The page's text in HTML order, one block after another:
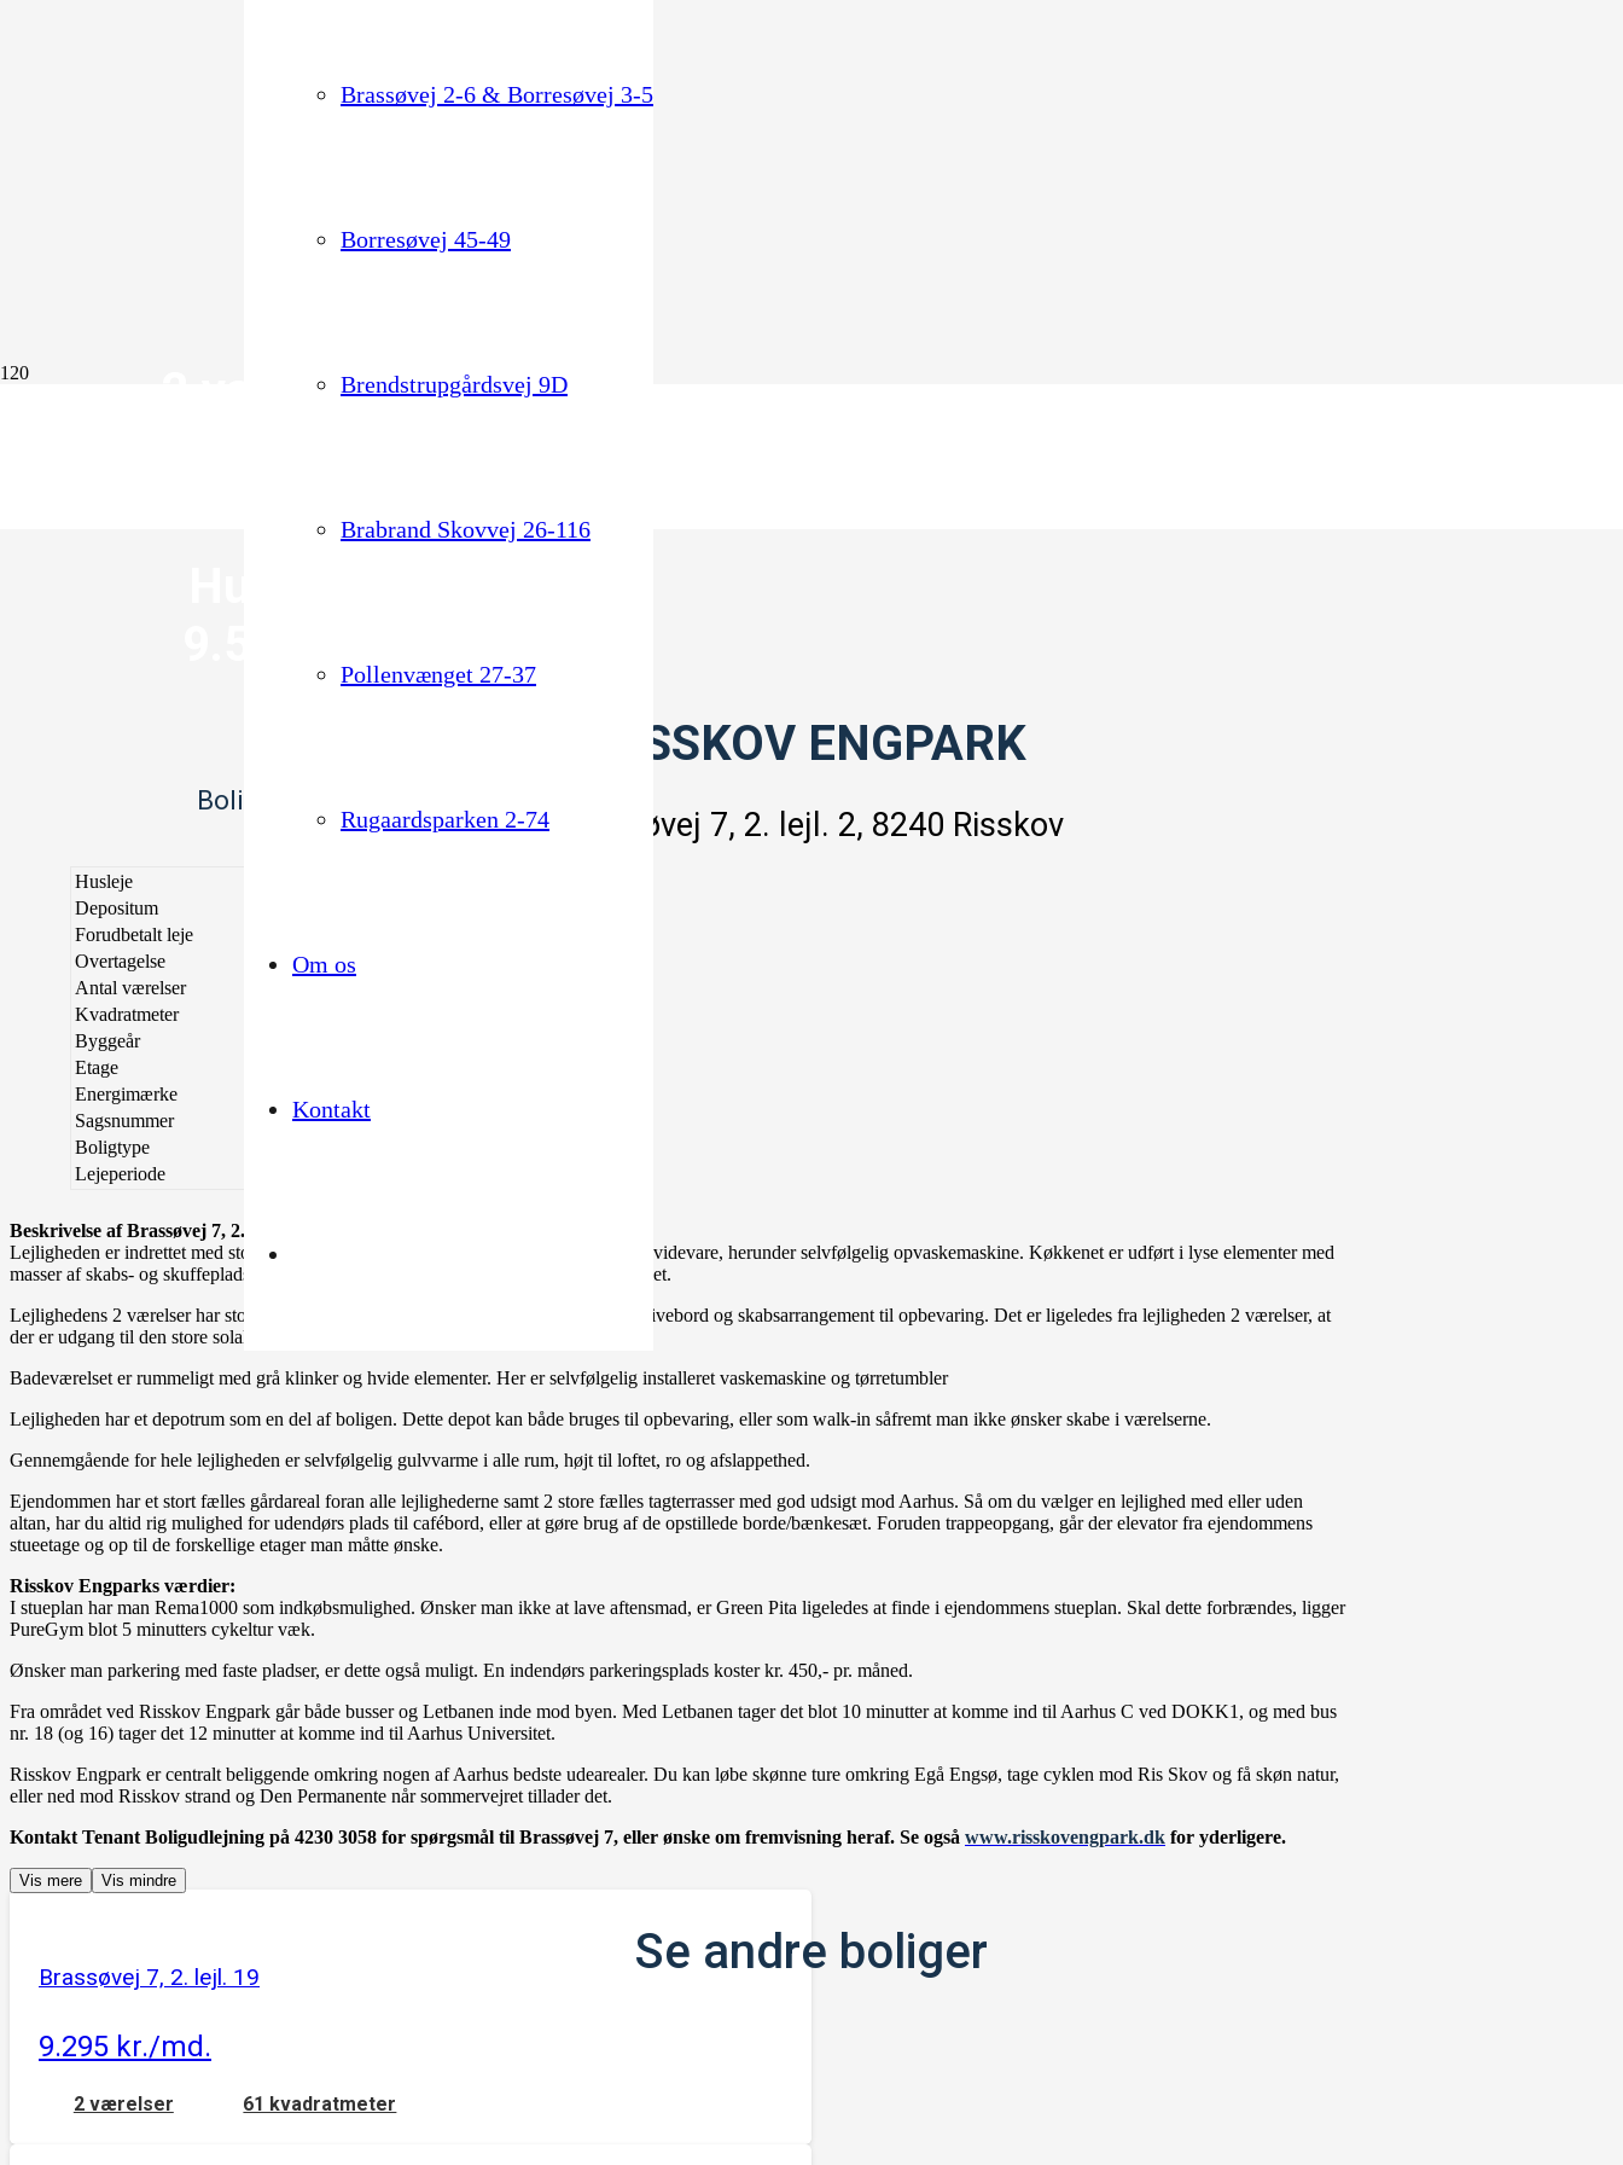
Brassøvej 2-6 & Borresøvej 3-5
Borresøvej 45-49
Brendstrupgårdsvej 9D
Brabrand Skovvej 26-116
Pollenvænget 27-37
Rugaardsparken 2-74
Om os
Kontakt
2 værelser
RISSKOV ENGPARK
Brassøvej 7, 2. lejl. 2, 8240 Risskov
Boligoverblik
Husleje
Depositum
Forudbetalt leje
Overtagelse
01/08/2026
Antal værelser
Kvadratmeter
Byggeår
Etage
Energimærke
Sagsnummer
7-115-24
Boligtype
Lejeperiode
Beskrivelse af Brassøvej 7, 2. lejl. 2:
Lejligheden er indrettet med stort køkken med plads til spisebord. Her er alt i hårde hvidevare, herunder selvfølgelig opvaskemaskine. Køkkenet er udført i lyse elementer med
masser af skabs- og skuffeplads samt lysgennemstrømning fra vinduet mod gårdarealet.
Lejlighedens 2 værelser har store vinduer. I værelserne er der plads til både seng, skrivebord og skabsarrangement til opbevaring. Det er ligeledes fra lejligheden 2 værelser, at
der er udgang til den store solaltan.
Badeværelset er rummeligt med grå klinker og hvide elementer. Her er selvfølgelig installeret vaskemaskine og tørretumbler
Lejligheden har et depotrum som en del af boligen. Dette depot kan både bruges til opbevaring, eller som walk-in såfremt man ikke ønsker skabe i værelserne.
Gennemgående for hele lejligheden er selvfølgelig gulvvarme i alle rum, højt til loftet, ro og afslappethed.
Ejendommen har et stort fælles gårdareal foran alle lejlighederne samt 2 store fælles tagterrasser med god udsigt mod Aarhus. Så om du vælger en lejlighed med eller uden
altan, har du altid rig mulighed for udendørs plads til cafébord, eller at gøre brug af de opstillede borde/bænkesæt. Foruden trappeopgang, går der elevator fra ejendommens
stueetage og op til de forskellige etager man måtte ønske.
Risskov Engparks værdier:
I stueplan har man Rema1000 som indkøbsmulighed. Ønsker man ikke at lave aftensmad, er Green Pita ligeledes at finde i ejendommens stueplan. Skal dette forbrændes, ligger
PureGym blot 5 minutters cykeltur væk.
Ønsker man parkering med faste pladser, er dette også muligt. En indendørs parkeringsplads koster kr. 450,- pr. måned.
Fra området ved Risskov Engpark går både busser og Letbanen inde mod byen. Med Letbanen tager det blot 10 minutter at komme ind til Aarhus C ved DOKK1, og med bus
nr. 18 (og 16) tager det 12 minutter at komme ind til Aarhus Universitet.
Risskov Engpark er centralt beliggende omkring nogen af Aarhus bedste udearealer. Du kan løbe skønne ture omkring Egå Engsø, tage cyklen mod Ris Skov og få skøn natur,
eller ned mod Risskov strand og Den Permanente når sommervejret tillader det.
Kontakt Tenant Boligudlejning på 4230 3058 for spørgsmål til Brassøvej 7, eller ønske om fremvisning heraf. Se også www.risskovengpark.dk for yderligere.
Vis mere Vis mindre
Se andre boliger
Brassøvej 7, 2. lejl. 19
9.295 kr./md.
2 værelser 61 kvadratmeter